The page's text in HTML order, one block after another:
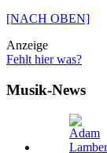
[NACH OBEN]
Anzeige
Fehlt hier was?
Musik-News